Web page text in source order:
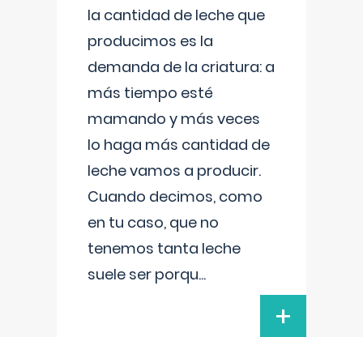
la cantidad de leche que
producimos es la
demanda de la criatura: a
más tiempo esté
mamando y más veces
lo haga más cantidad de
leche vamos a producir.
Cuando decimos, como
en tu caso, que no
tenemos tanta leche
suele ser porqu...
+